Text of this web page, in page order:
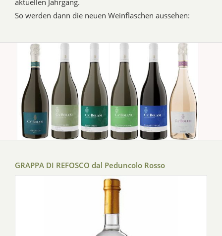
aktuellen Jahrgang.
So werden dann die neuen Weinflaschen aussehen:
GRAPPA DI REFOSCO dal Peduncolo Rosso